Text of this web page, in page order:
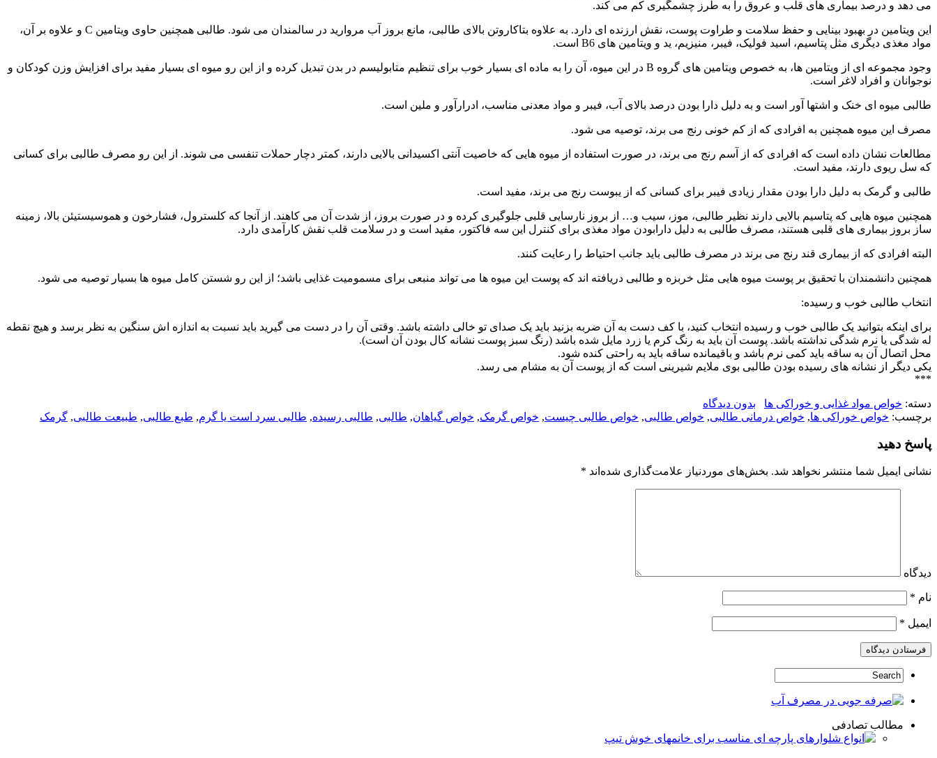
می دهد و درصد بیماری های قلب و عروق را به طرز چشمگیری کم می کند.
این ویتامین در بهبود بینایی و حفظ سلامت و طراوت پوست، نقش ارزنده ای دارد. به علاوه بتاکاروتن بالای طالبی، مانع بروز آب مروارید در سالمندان می شود. طالبی همچنین حاوی ویتامین C و علاوه بر آن،
مواد مغذی دیگری مثل پتاسیم، اسید فولیک، فیبر، منیزیم، ید و ویتامین های B6 است.
وجود مجموعه ای از ویتامین ها، به خصوص ویتامین های گروه B در این میوه، آن را به ماده ای بسیار خوب برای تنظیم متابولیسم در بدن تبدیل کرده و از این رو میوه ای بسیار مفید برای افزایش وزن کودکان و
نوجوانان و افراد لاغر است.
طالبی میوه ای خنک و اشتها آور است و به دلیل دارا بودن درصد بالای آب، فیبر و مواد معدنی مناسب، ادرارآور و ملین است.
مصرف این میوه همچنین به افرادی که از کم خونی رنج می برند، توصیه می شود.
مطالعات نشان داده است که افرادی که از آسم رنج می برند، در صورت استفاده از میوه هایی که خاصیت آنتی اکسیدانی بالایی دارند، کمتر دچار حملات تنفسی می شوند. از این رو مصرف طالبی برای کسانی
که سل ریوی دارند، مفید است.
طالبی و گرمک به دلیل دارا بودن مقدار زیادی فیبر برای کسانی که از یبوست رنج می برند، مفید است.
همچنین میوه هایی که پتاسیم بالایی دارند نظیر طالبی، موز، سیب و… از بروز نارسایی قلبی جلوگیری کرده و در صورت بروز، از شدت آن می کاهند. از آنجا که کلسترول، فشارخون و هموسیستیئن بالا، زمینه
ساز بروز بیماری های قلبی هستند، مصرف طالبی به دلیل دارابودن مواد مغذی برای کنترل این سه فاکتور، مفید است و در سلامت قلب نقش کارآمدی دارد.
البته افرادی که از بیماری قند رنج می برند در مصرف طالبی باید جانب احتیاط را رعایت کنند.
همچنین دانشمندان با تحقیق بر پوست میوه هایی مثل خربزه و طالبی دریافته اند که پوست این میوه ها می تواند منبعی برای مسمومیت غذایی باشد؛ از این رو شستن کامل میوه ها بسیار توصیه می شود.
انتخاب طالبی خوب و رسیده:
برای اینکه بتوانید یک طالبی خوب و رسیده انتخاب کنید، با کف دست به آن ضربه بزنید باید یک صدای تو خالی داشته باشد. وقتی آن را در دست می گیرید باید نسبت به اندازه اش سنگین به نظر برسد و هیچ نقطه
له شدگی یا نرم شدگی نداشته باشد. پوست آن باید به رنگ کرم یا زرد مایل شده باشد (رنگ سبز پوست نشانه کال بودن آن است).
محل اتصال آن به ساقه باید کمی نرم باشد و باقیمانده ساقه باید به راحتی کنده شود.
یکی دیگر از نشانه های رسیده بودن طالبی بوی ملایم شیرینی است که از پوست آن به مشام می رسد.
***
دسته: خواص مواد غذایی و خوراکی ها
بدون دیدگاه
برچسب: خواص خوراکی ها, خواص درمانی طالبی, خواص طالبی, خواص طالبی چیست, خواص گرمک, خواص گیاهان, طالبی, طالبی رسیده, طالبی سرد است یا گرم, طبع طالبی, طبیعت طالبی, گرمک
پاسخ دهید
نشانی ایمیل شما منتشر نخواهد شد. بخش‌های موردنیاز علامت‌گذاری شده‌اند *
دیدگاه
نام *
ایمیل *
مطالب تصادفی